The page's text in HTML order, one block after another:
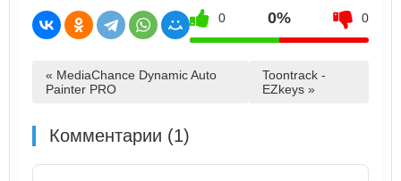
0 0% 0
« MediaChance Dynamic Auto
Painter PRO
Toontrack -
EZkeys »
Комментарии (1)